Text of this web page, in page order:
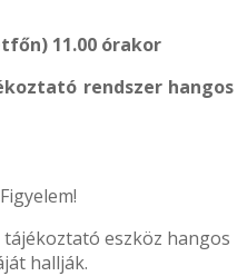
11.00 órakor
rendszer hangos
eszköz hangos
hallják.